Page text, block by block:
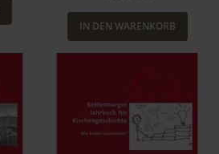
IN DEN WARENKORB